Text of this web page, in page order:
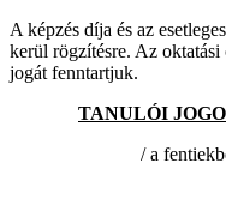
A képzés díja és az
kerül rögzítésre. Az
jogát fenntartjuk.
TANULÓI
/ a